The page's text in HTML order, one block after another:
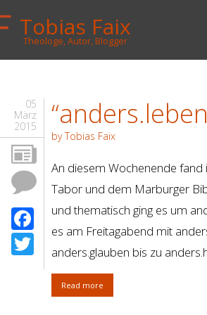
Tobias Faix
Theologe, Autor, Blogger
05
März
2015
Facebook
Twitter
by Tobias Faix
An diesem Wochenende
Tabor und dem Marburger
und thematisch ging es um
es am Freitagabend mit
anders.glauben bis zu
Read more